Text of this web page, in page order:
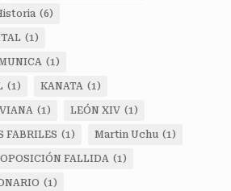
(6)
(1)
(1)
(1) KANATA (1)
(1) LEÓN XIV (1)
FABRILES (1) Martin Uchu (1)
OPOSICIÓN FALLIDA (1)
(1)